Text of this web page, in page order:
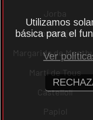
Jorba
Montmajor
Margarida de
Martí de Tous
Castellolí
Papiol
Utilizamos
básica para el
Ver